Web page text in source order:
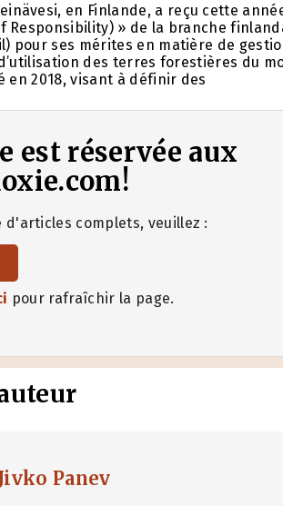
en Finlande, a reçu cette
» de la branche
pour ses mérites en matière de
des terres forestières du
en 2018, visant à définir des
est réservée aux
complets, veuillez :
pour rafraîchir la page.
Panev